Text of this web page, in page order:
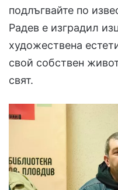
подлъгвайте по
Радев е изградил
художествена
свой собствен
свят.